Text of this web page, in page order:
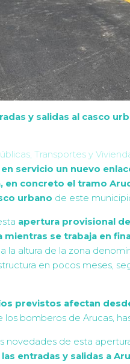
y salidas al casco
Transportes y
en servicio un nuevo
en concreto el tramo
urbano de este
apertura provisional
mientras se trabaja en
a la altura de la zona
en pocos meses,
previstos afectan
los bomberos de Arucas,
novedades de esta
entradas y salidas a